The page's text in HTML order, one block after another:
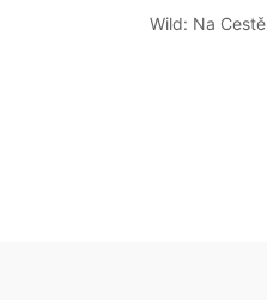
Wild: Na Cestě